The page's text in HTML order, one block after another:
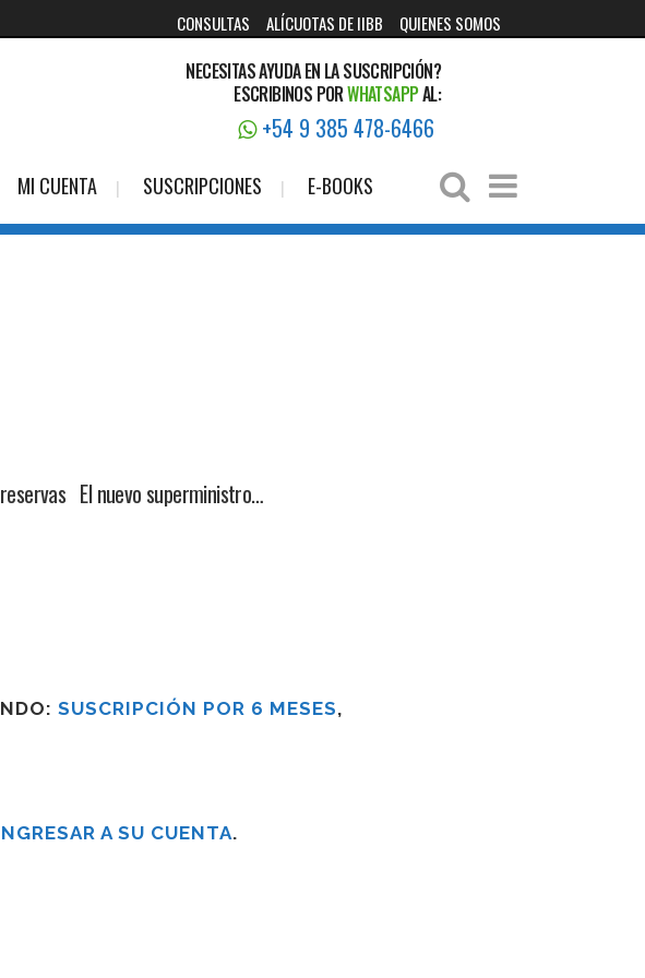
CONSULTAS ALÍCUOTAS DE IIBB QUIENES SOMOS
NECESITAS AYUDA EN LA SUSCRIPCIÓN?
ESCRIBINOS PORWHATSAPPAL:
+54 9 385 478-6466
MI CUENTA SUSCRIPCIONES E-BOOKS
reservas El nuevo superministro…
SUSCRIPCIÓN POR 6 MESES,
A SU CUENTA.